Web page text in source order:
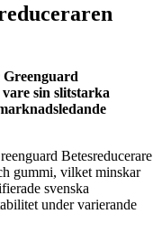
Greenguard
sin slitstarka
Betesreducerare
gummi, vilket minskar
svenska
under varierande